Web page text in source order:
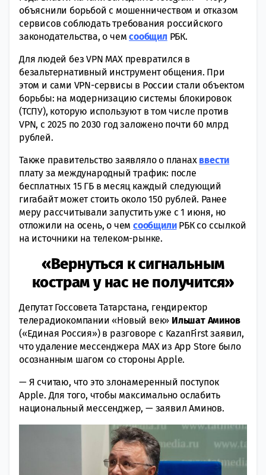
объяснили борьбой с мошенничеством и отказом
сервисов соблюдать требования российского
законодательства, о чемсообщилРБК.
Для людей без VPN MAX превратился в
безальтернативный инструмент общения. При
этом и сами VPN-сервисы в России стали объектом
борьбы: на модернизацию системы блокировок
(ТСПУ), которую используют в том числе против
VPN, с 2025 по 2030 год заложено почти 60 млрд
рублей.
Также правительство заявляло о планах ввести
плату за международный трафик: после
бесплатных 15 ГБ в месяц каждый следующий
гигабайт может стоить около 150 рублей. Ранее
меру рассчитывали запустить уже с 1 июня, но
отложили на осень, о чемсообщилиРБК со ссылкой
на источники на телеком-рынке.
«Вернуться к сигнальным
кострам у нас не получится»
Депутат Госсовета Татарстана, гендиректор
телерадиокомпании «Новый век» Ильшат Аминов
(«Единая Россия») в разговоре с KazanFirst заявил,
что удаление мессенджера MAX из App Store было
осознанным шагом со стороны Apple.
— Я считаю, что это злонамеренный поступок
Apple. Для того, чтобы максимально ослабить
национальный мессенджер, — заявил Аминов.